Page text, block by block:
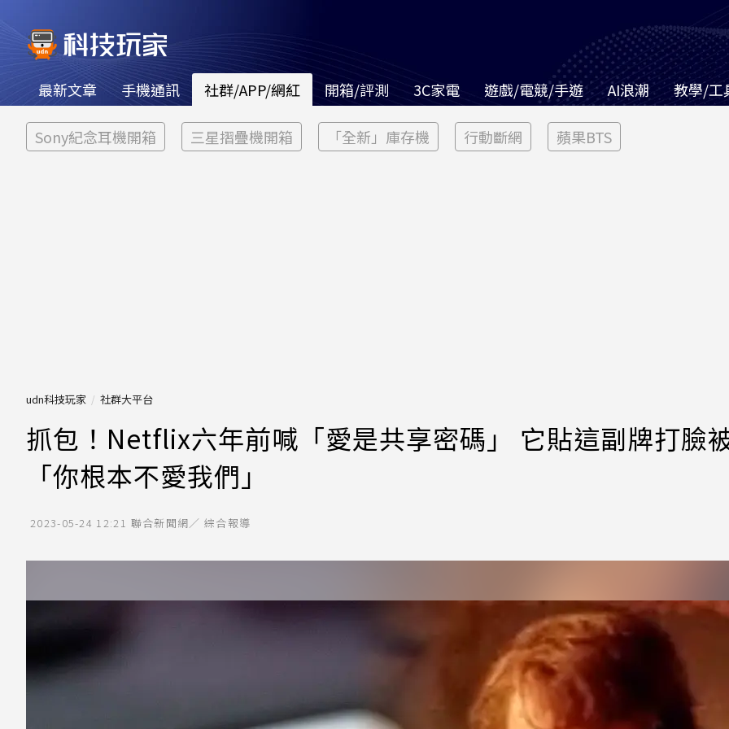
最新文章 手機通訊 社群/APP/網紅 開箱/評測 3C家電 遊戲/電競/手遊 AI浪潮 教學/工
Sony紀念耳機開箱 三星摺疊機開箱 「全新」庫存機 行動斷網 蘋果BTS
udn科技玩家 社群大平台
抓包！Netflix六年前喊「愛是共享密碼」 它貼這副牌打臉
「你根本不愛我們」
2023-05-24 12:21 聯合新聞網／ 綜合報導